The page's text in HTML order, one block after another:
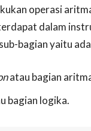
operasi
dalam
bagian yaitu
atau bagian
bagian logika.